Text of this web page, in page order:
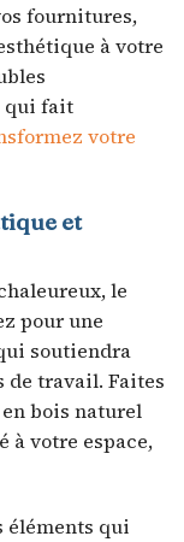
fournitures,
à votre
qui fait
votre
et
le
pour une
soutiendra
de travail. Faites
bois naturel
à votre espace,
éléments qui